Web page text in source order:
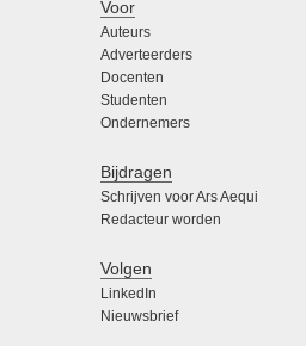
Voor
Auteurs
Adverteerders
Docenten
Studenten
Ondernemers
Bijdragen
Schrijven voor Ars Aequi
Redacteur worden
Volgen
LinkedIn
Nieuwsbrief